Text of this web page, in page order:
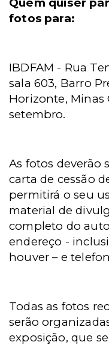
fotos para:
IBDFAM - Rua
sala 603, Barro
Horizonte, Minas
setembro.
As fotos deverão
carta de cessão
permitirá o seu
material de
completo do
endereço -
houver – e
Todas as fotos
serão
exposição, que